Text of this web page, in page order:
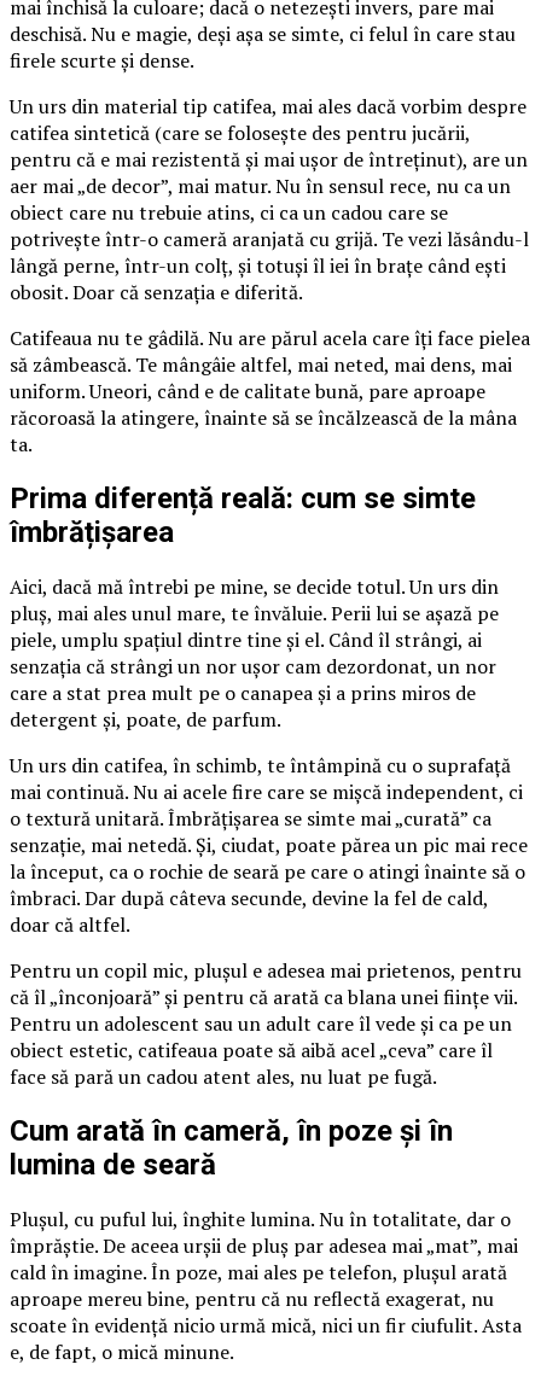
mai închisă la culoare; dacă o netezești invers, pare mai
deschisă. Nu e magie, deși așa se simte, ci felul în care stau
firele scurte și dense.
Un urs din material tip catifea, mai ales dacă vorbim despre
catifea sintetică (care se folosește des pentru jucării,
pentru că e mai rezistentă și mai ușor de întreținut), are un
aer mai „de decor”, mai matur. Nu în sensul rece, nu ca un
obiect care nu trebuie atins, ci ca un cadou care se
potrivește într-o cameră aranjată cu grijă. Te vezi lăsându-l
lângă perne, într-un colț, și totuși îl iei în brațe când ești
obosit. Doar că senzația e diferită.
Catifeaua nu te gâdilă. Nu are părul acela care îți face pielea
să zâmbească. Te mângâie altfel, mai neted, mai dens, mai
uniform. Uneori, când e de calitate bună, pare aproape
răcoroasă la atingere, înainte să se încălzească de la mâna
ta.
Prima diferență reală: cum se simte
îmbrățișarea
Aici, dacă mă întrebi pe mine, se decide totul. Un urs din
pluș, mai ales unul mare, te învăluie. Perii lui se așază pe
piele, umplu spațiul dintre tine și el. Când îl strângi, ai
senzația că strângi un nor ușor cam dezordonat, un nor
care a stat prea mult pe o canapea și a prins miros de
detergent și, poate, de parfum.
Un urs din catifea, în schimb, te întâmpină cu o suprafață
mai continuă. Nu ai acele fire care se mișcă independent, ci
o textură unitară. Îmbrățișarea se simte mai „curată” ca
senzație, mai netedă. Și, ciudat, poate părea un pic mai rece
la început, ca o rochie de seară pe care o atingi înainte să o
îmbraci. Dar după câteva secunde, devine la fel de cald,
doar că altfel.
Pentru un copil mic, plușul e adesea mai prietenos, pentru
că îl „înconjoară” și pentru că arată ca blana unei ființe vii.
Pentru un adolescent sau un adult care îl vede și ca pe un
obiect estetic, catifeaua poate să aibă acel „ceva” care îl
face să pară un cadou atent ales, nu luat pe fugă.
Cum arată în cameră, în poze și în
lumina de seară
Plușul, cu puful lui, înghite lumina. Nu în totalitate, dar o
împrăștie. De aceea urșii de pluș par adesea mai „mat”, mai
cald în imagine. În poze, mai ales pe telefon, plușul arată
aproape mereu bine, pentru că nu reflectă exagerat, nu
scoate în evidență nicio urmă mică, nici un fir ciufulit. Asta
e, de fapt, o mică minune.